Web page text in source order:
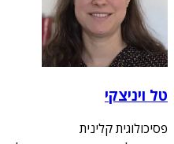
טל ויניצקי
פסיכולוגית קלינית